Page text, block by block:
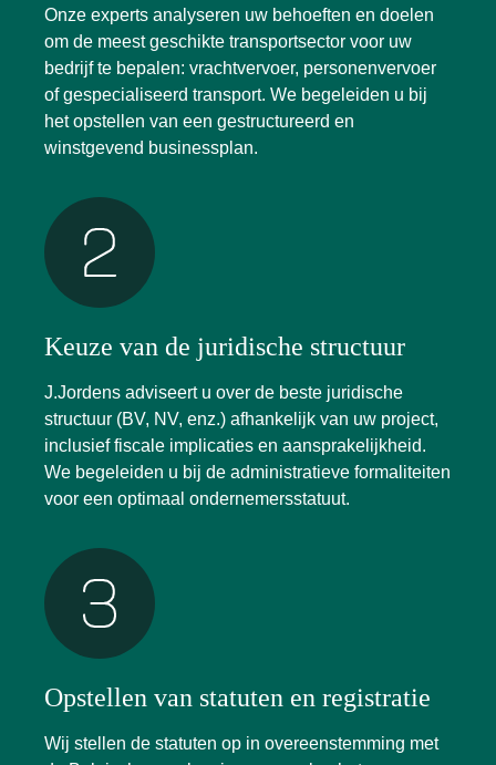
Onze experts analyseren uw behoeften en doelen
om de meest geschikte transportsector voor uw
bedrijf te bepalen: vrachtvervoer, personenvervoer
of gespecialiseerd transport. We begeleiden u bij
het opstellen van een gestructureerd en
winstgevend businessplan.
Keuze van de juridische structuur
J.Jordens adviseert u over de beste juridische
structuur (BV, NV, enz.) afhankelijk van uw project,
inclusief fiscale implicaties en aansprakelijkheid.
We begeleiden u bij de administratieve formaliteiten
voor een optimaal ondernemersstatuut.
Opstellen van statuten en registratie
Wij stellen de statuten op in overeenstemming met